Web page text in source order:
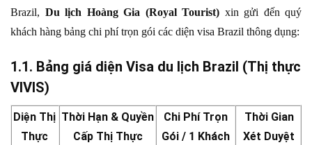
Brazil, Du lịch Hoàng Gia (Royal Tourist) xin gửi đến quý
khách hàng bảng chi phí trọn gói các diện visa Brazil thông dụng:
1.1. Bảng giá diện Visa du lịch Brazil (Thị thực
VIVIS)
Diện Thị
Thực
Thời Hạn & Quyền
Cấp Thị Thực
Chi Phí Trọn
Gói / 1 Khách
Thời Gian
Xét Duyệt